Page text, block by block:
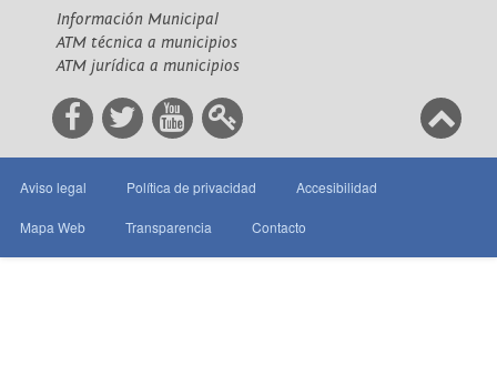
Información Municipal
ATM técnica a municipios
ATM jurídica a municipios
Aviso legal Política de privacidad Accesibilidad
Mapa Web Transparencia Contacto